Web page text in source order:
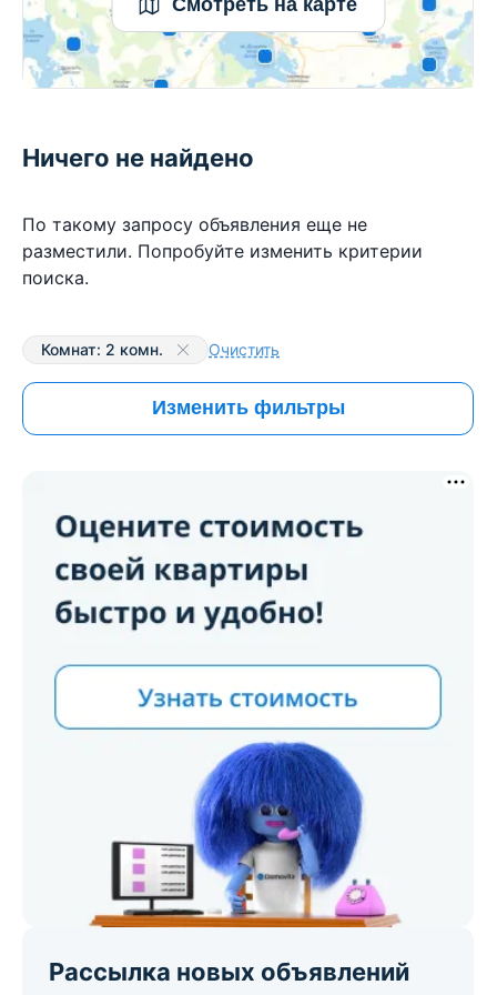
Смотреть на карте
Ничего не найдено
По такому запросу объявления еще не
разместили. Попробуйте изменить критерии
поиска.
Комнат: 2 комн. Очистить
Изменить фильтры
Рассылка новых объявлений